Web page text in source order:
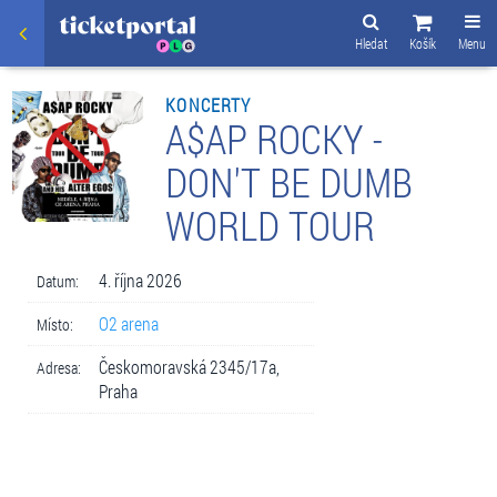
Menu
Košík
Hledat
KONCERTY
A$AP ROCKY -
DON'T BE DUMB
WORLD TOUR
Datum: 4. října 2026
Místo: O2 arena
Adresa:
Českomoravská 2345/17a,
Praha